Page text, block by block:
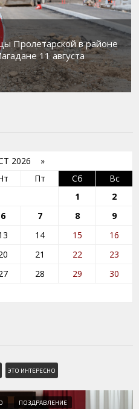
Пролетарской в районе
11 августа
2026 »
Пт Сб
Вс
1
2
6 7 8
9
14 15
16
21 22
23
28 29
30
ЭТО ИНТЕРЕСНО
ПОЗДРАВЛЕНИЕ